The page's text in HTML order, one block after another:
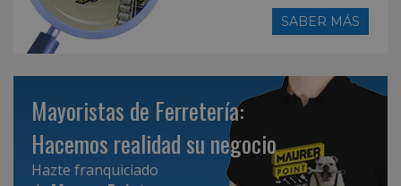
SABER MÁS
Mayoristas de Ferretería:
Hacemos realidad su negocio
Hazte franquiciado